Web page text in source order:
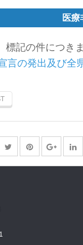
医
標記の件につき
言の発出及び全